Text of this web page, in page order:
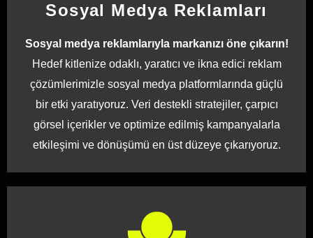
Sosyal Medya Reklamları
Sosyal medya reklamlarıyla markanızı öne çıkarın!
Hedef kitlenize odaklı, yaratıcı ve ikna edici reklam
çözümlerimizle sosyal medya platformlarında güçlü
bir etki yaratıyoruz. Veri destekli stratejiler, çarpıcı
görsel içerikler ve optimize edilmiş kampanyalarla
etkileşimi ve dönüşümü en üst düzeye çıkarıyoruz.